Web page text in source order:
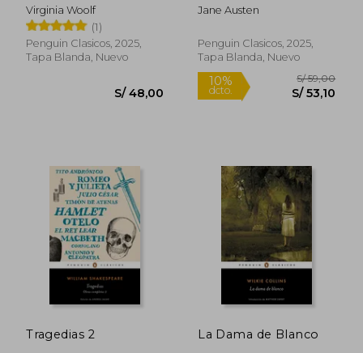
S/ 69,00 20% S/
Virginia Woolf
(1)
Penguin Clasicos, 2025,
Tapa Blanda, Nuevo
Jane Austen
Penguin Clasicos, 2025,
Tapa Blanda, Nuevo
Tragedias 2 La Dama de Blanco